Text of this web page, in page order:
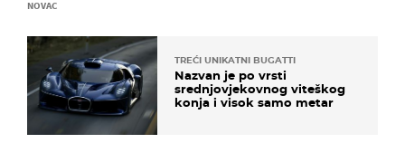
NOVAC
TREĆI UNIKATNI BUGATTI
Nazvan je po vrsti
srednjovjekovnog viteškog
konja i visok samo metar